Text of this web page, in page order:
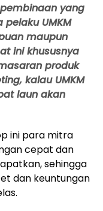
yang
UMKM
maupun
ini khususnya
produk
kalau UMKM
laun akan
ini para mitra
cepat dan
sehingga
dan keuntungan